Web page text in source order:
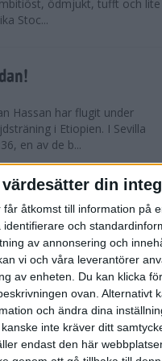
din
åtkomst till information på
och
av annonsering och
vi och våra leverantörer
av enheten. Du kan klicka
ovan. Alternativt
och ändra dina
inte kräver ditt
endast den här
ödmjukt, tufft och lite
Stoc...
Hassan har flugit under
i Etiopien. I Sevilla
en av de b...
till den mest
Suldan Hassan
Carolina Wikström klarade
intervaller på skidor